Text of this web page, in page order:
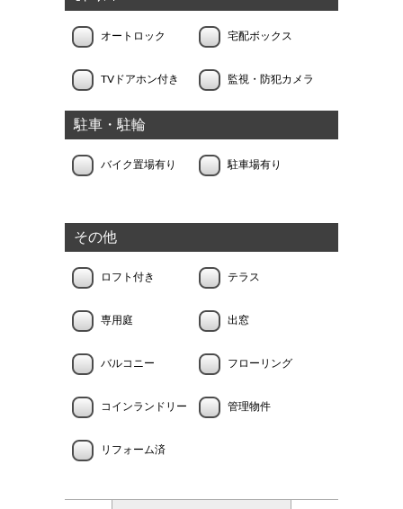
オートロック 宅配ボックス
TVドアホン付き 監視・防犯カメラ
駐車・駐輪
バイク置場有り 駐車場有り
その他
ロフト付き テラス
専用庭 出窓
バルコニー フローリング
コインランドリー 管理物件
リフォーム済